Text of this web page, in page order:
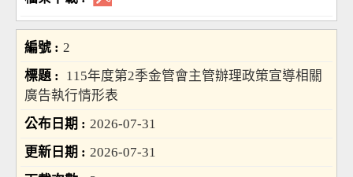
2
115年度第2季金管會主管辦理政策宣導相關
廣告執行情形表
2026-07-31
2026-07-31